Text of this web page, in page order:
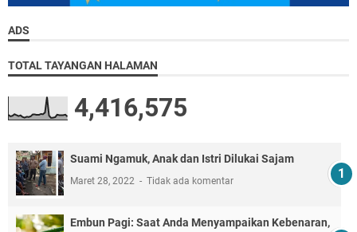
ADS
TOTAL TAYANGAN HALAMAN
4,416,575
Suami Ngamuk, Anak dan Istri Dilukai Sajam
Maret 28, 2022 Tidak ada komentar
Embun Pagi: Saat Anda Menyampaikan Kebenaran,